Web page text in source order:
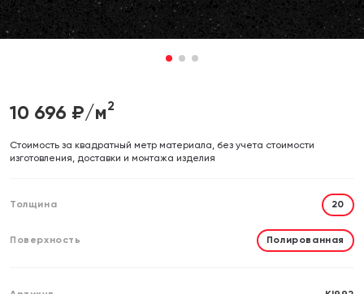
1 2 3
10 696 ₽/м2
Cтоимость за квадратный метр материала, без учета стоимости
изготовления, доставки и монтажа изделия
Толщина 20
Поверхность Полированная
Отправить
Отправить